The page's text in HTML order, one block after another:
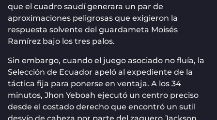
que el cuadro saudí generara un par de
aproximaciones peligrosas que exigieron la
respuesta solvente del guardameta Moisés
Ramírez bajo los tres palos.
Sin embargo, cuando el juego asociado no fluía, la
Selección de Ecuador apeló al expediente de la
táctica fija para ponerse en ventaja. A los 34
minutos, Jhon Yeboah ejecutó un centro preciso
desde el costado derecho que encontró un sutil